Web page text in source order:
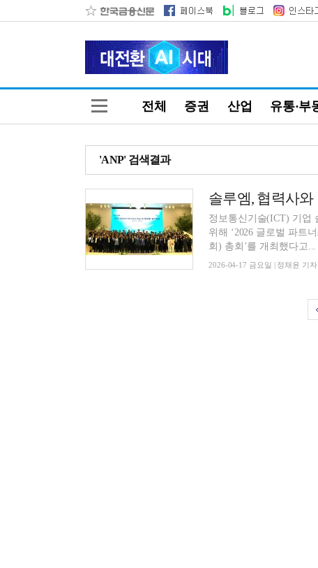
전체 증권 산업 유통·부
'ANP' 검색결과
정보통신기술(ICT) 기업
위해 ‘2026 글로벌 파트
회) 총회’를 개최했다고...
2026-04-17 금요일 | 정채윤 기자